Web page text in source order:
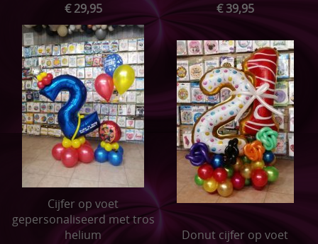
€ 29,95
€ 39,95
Cijfer op voet
gepersonaliseerd met tros
helium
Donut cijfer op voet